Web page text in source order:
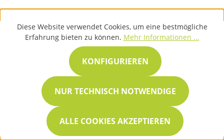
VERTRAG WIDERRUFEN
Ein Fachhändler von
* Alle Preise inkl. gesetzl.
Mehrwertsteuer zzgl.Versandkosten
Diese Website verwendet Cookies, um eine bestmögliche
Erfahrung bieten zu können. Mehr Informationen ...
NUR TECHNISCH NOTWENDIGE
KONFIGURIEREN
ALLE COOKIES AKZEPTIEREN